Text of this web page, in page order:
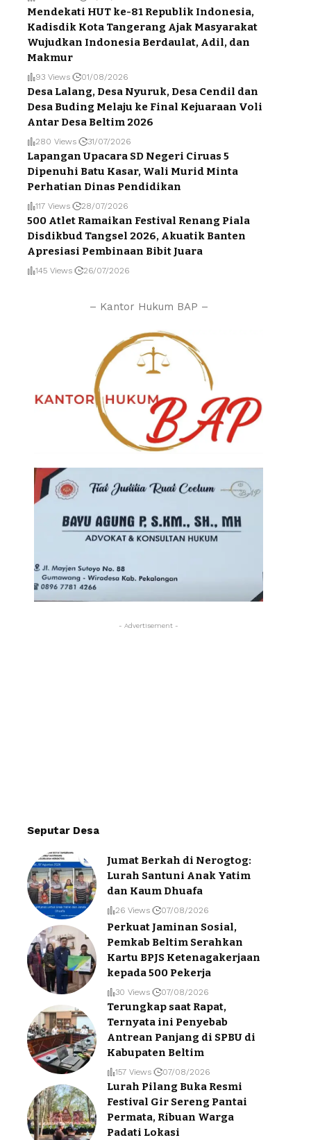
Mendekati HUT ke-81 Republik Indonesia,
Kadisdik Kota Tangerang Ajak Masyarakat
Wujudkan Indonesia Berdaulat, Adil, dan
Makmur
93 Views 01/08/2026
Desa Lalang, Desa Nyuruk, Desa Cendil dan
Desa Buding Melaju ke Final Kejuaraan Voli
Antar Desa Beltim 2026
280 Views 31/07/2026
Lapangan Upacara SD Negeri Ciruas 5
Dipenuhi Batu Kasar, Wali Murid Minta
Perhatian Dinas Pendidikan
117 Views 28/07/2026
500 Atlet Ramaikan Festival Renang Piala
Disdikbud Tangsel 2026, Akuatik Banten
Apresiasi Pembinaan Bibit Juara
145 Views 26/07/2026
– Kantor Hukum BAP –
- Advertisement -
Seputar Desa
Jumat Berkah di Nerogtog:
Lurah Santuni Anak Yatim
dan Kaum Dhuafa
26 Views 07/08/2026
Perkuat Jaminan Sosial,
Pemkab Beltim Serahkan
Kartu BPJS Ketenagakerjaan
kepada 500 Pekerja
30 Views 07/08/2026
Terungkap saat Rapat,
Ternyata ini Penyebab
Antrean Panjang di SPBU di
Kabupaten Beltim
157 Views 07/08/2026
Lurah Pilang Buka Resmi
Festival Gir Sereng Pantai
Permata, Ribuan Warga
Padati Lokasi